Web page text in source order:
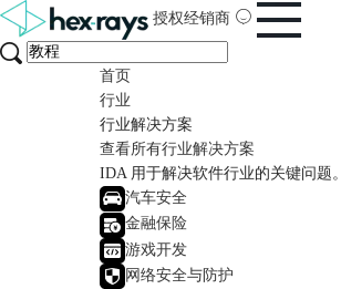
授权经销商
首页
行业
行业解决方案
查看所有行业解决方案
IDA 用于解决软件行业的关键问题。
汽车安全
金融保险
游戏开发
网络安全与防护